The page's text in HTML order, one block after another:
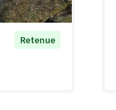
Retenue